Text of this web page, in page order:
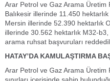
Arar Petrol ve Gaz Arama Üretim
Balıkesir illerinde 11.450
Mersin illerinde 52.390 hektarlık
illerinde 30.562 hektarlık M32-
arama ruhsat başvuruları
HATAY’DA KAMULAŞTIRMA
Arar Petrol ve Gaz Arama Üretim